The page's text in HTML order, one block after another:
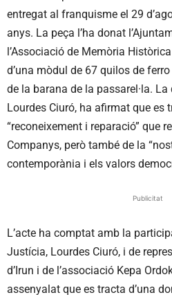
entregat al franquisme el 29
anys. La peça l’ha donat
l’Associació de Memòria
d’una mòdul de 67 quilos de
de la barana de la passarel·la.
Lourdes Ciuró, ha afirmat que es
“reconeixement i reparació” que
Companys, però també de la
contemporània i els valors
Publicitat
L’acte ha comptat amb la
Justícia, Lourdes Ciuró, i de
d’Irun i de l’associació Kepa
assenyalat que es tracta d’una